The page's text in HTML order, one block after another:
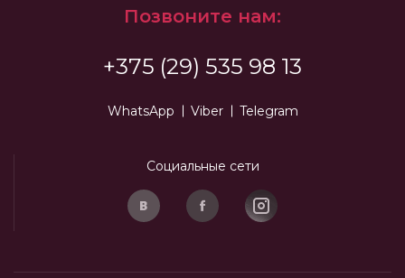
Позвоните нам:
+375 (29) 535 98 13
WhatsApp Viber Telegram
Социальные сети